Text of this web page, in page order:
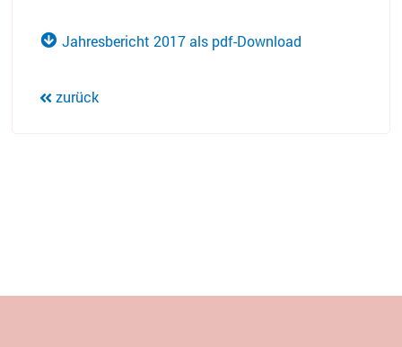
Jahresbericht 2017 als pdf-Download
zurück